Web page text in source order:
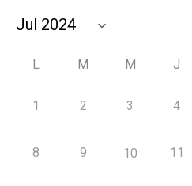
L M M J
1 2 3 4
8 9 10 11